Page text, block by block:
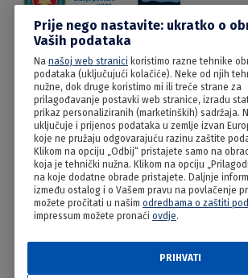
20.06.2022
“Natrgano” na pile
Prije nego nastavite: ukratko o
Vaših podataka
Na našoj web stranici koristimo razne tehnike
podataka (uključujući kolačiće). Neke od njih
nužne, dok druge koristimo mi ili treće strane za
prilagođavanje postavki web stranice, izradu
prikaz personaliziranih (marketinških) sadržaja.
uključuje i prijenos podataka u zemlje izvan
koje ne pružaju odgovarajuću razinu zaštite
Klikom na opciju „Odbij“ pristajete samo na
koja je tehnički nužna. Klikom na opciju
na koje dodatne obrade pristajete. Daljnje
između ostalog i o Vašem pravu na povlačenje
možete pročitati u našim odredbama o zaštiti
impressum možete pronaći ovdje.
PRIHVATI